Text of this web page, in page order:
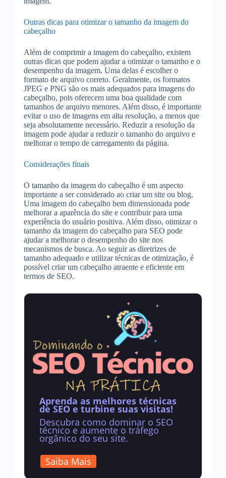
Outras dicas para otimizar o tamanho da imagem do
cabeçalho
Além de comprimir a imagem do cabeçalho, existem
outras dicas que podem ajudar a otimizar o tamanho e o
desempenho da imagem. Uma delas é escolher o
formato de arquivo correto. Geralmente, os formatos
JPEG e PNG são os mais adequados para imagens do
cabeçalho, pois oferecem uma boa qualidade com
tamanhos de arquivo menores. Além disso, é importante
evitar o uso de imagens em alta resolução, a menos que
seja absolutamente necessário. Reduzir a resolução da
imagem pode ajudar a reduzir o tamanho do arquivo e
melhorar o tempo de carregamento da página.
Considerações finais
O tamanho da imagem do cabeçalho é um aspecto
importante a ser considerado ao criar um site ou blog.
Uma imagem do cabeçalho bem dimensionada pode
melhorar a aparência do site e contribuir para uma
experiência do usuário positiva. Além disso, otimizar o
tamanho da imagem do cabeçalho para SEO pode
ajudar a melhorar o desempenho do site nos
mecanismos de busca. Ao seguir as diretrizes de
tamanho adequado e utilizar técnicas de otimização, é
possível criar um cabeçalho atraente e eficiente em
termos de SEO.
Aprenda as melhores técnicas
de SEO e turbine suas visitas!
Descubra como dominar o SEO
técnico e aumente o tráfego
orgânico do seu site.
Saiba Mais